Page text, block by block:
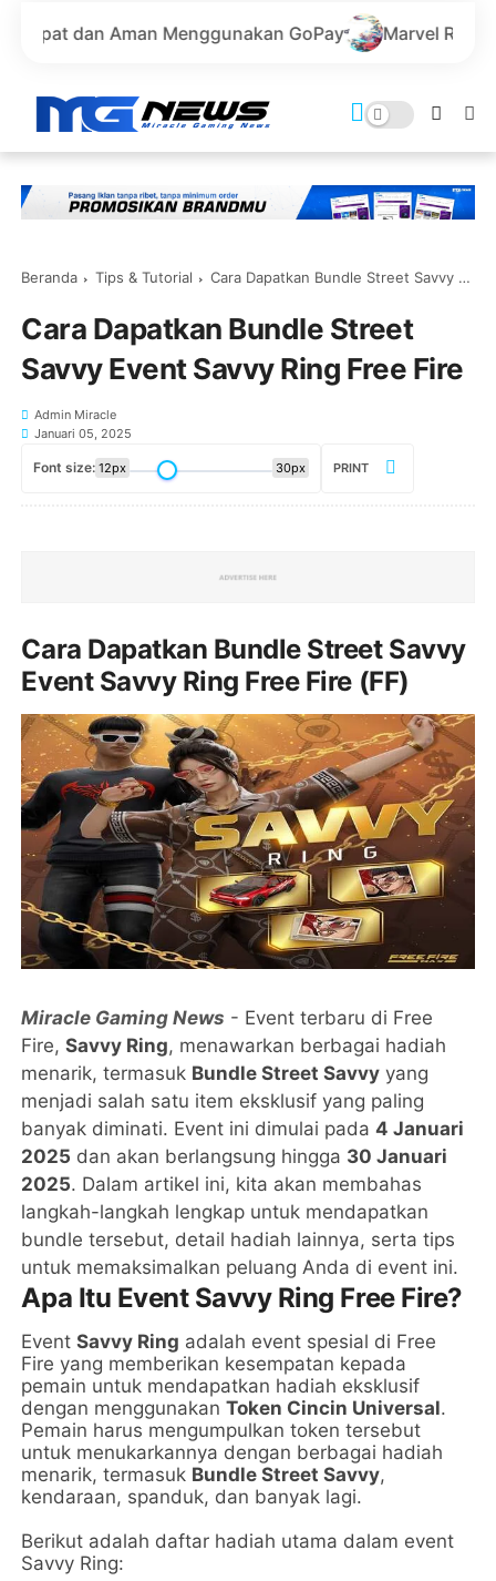
Menggunakan GoPay Marvel Rivals - Top Up Seru
Beranda Tips & Tutorial Cara Dapatkan Bundle Street Savvy Event Savvy Ring Free Fire
Cara Dapatkan Bundle Street
Savvy Event Savvy Ring Free Fire
Admin Miracle
Januari 05, 2025
Font size: 12px 30px PRINT
Cara Dapatkan Bundle Street Savvy
Event Savvy Ring Free Fire (FF)
Miracle Gaming News - Event terbaru di Free
Fire,Savvy Ring, menawarkan berbagai hadiah
menarik, termasuk Bundle Street Savvy yang
menjadi salah satu item eksklusif yang paling
banyak diminati. Event ini dimulai pada4 Januari
2025 dan akan berlangsung hingga 30 Januari
2025. Dalam artikel ini, kita akan membahas
langkah-langkah lengkap untuk mendapatkan
bundle tersebut, detail hadiah lainnya, serta tips
untuk memaksimalkan peluang Anda di event ini.
Apa Itu Event Savvy Ring Free Fire?
EventSavvy Ring adalah event spesial di Free
Fire yang memberikan kesempatan kepada
pemain untuk mendapatkan hadiah eksklusif
dengan menggunakanToken Cincin Universal.
Pemain harus mengumpulkan token tersebut
untuk menukarkannya dengan berbagai hadiah
menarik, termasuk Bundle Street Savvy,
kendaraan, spanduk, dan banyak lagi.
Berikut adalah daftar hadiah utama dalam event
Savvy Ring: